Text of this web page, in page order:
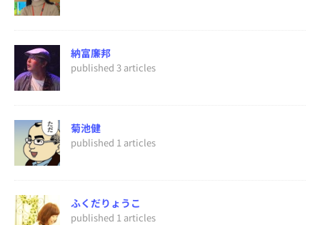
納富廉邦
published 3 articles
菊池健
published 1 articles
ふくだりょうこ
published 1 articles